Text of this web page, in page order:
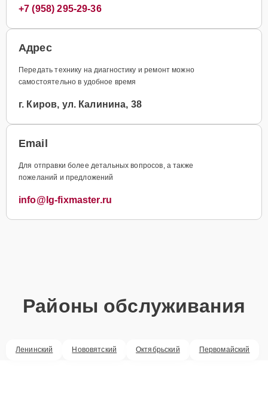
+7 (958) 295-29-36
Адрес
Передать технику на диагностику и ремонт можно
самостоятельно в удобное время
г. Киров, ул. Калинина, 38
Email
Для отправки более детальных вопросов, а также
пожеланий и предложений
info@lg-fixmaster.ru
Районы обслуживания
Ленинский Нововятский Октябрьский Первомайский